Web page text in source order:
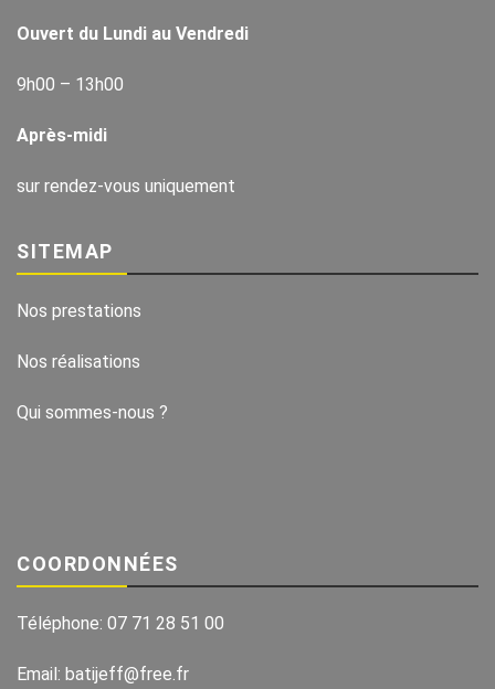
Ouvert du Lundi au Vendredi
9h00 – 13h00
Après-midi
sur rendez-vous uniquement
SITEMAP
Nos prestations
Nos réalisations
Qui sommes-nous ?
COORDONNÉES
Téléphone: 07 71 28 51 00
Email: batijeff@free.fr